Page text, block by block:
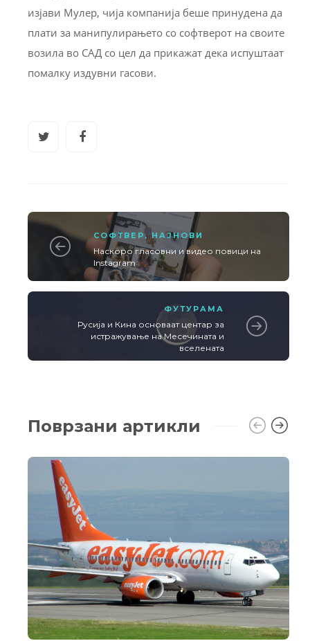
изјави Мулер, чија компанија беше принудена да
плати за манипулирањето со софтверот на своите
возила во САД со цел да прикажат дека испуштаат
помалку издувни гасови.
СОФТВЕР,НАЈНОВИ
Наскоро гласовни и видео повици на
Instagram
ФУТУРАМА
Русија и Кина основаат центар за
истражување на Месечината и
вселената
Поврзани артикли